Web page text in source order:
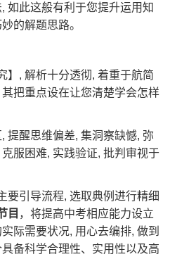
如此这般有利于您提升运用知
的解题思路。
】, 解析十分透彻, 着重于航简
把重点设在让您清楚学会怎样
提醒思维偏差, 集洞察缺憾, 弥
服困难, 实践验证, 批判审视于
要引导流程, 选取典例进行精细
目 ，将提高中考相应能力设立
际需要状况, 用心去编排, 做到
备科学合理性、实用性以及高